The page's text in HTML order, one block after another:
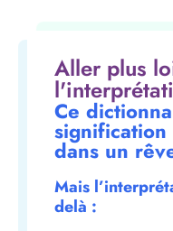
Aller plus
Ce
dans un
Mais
delà :